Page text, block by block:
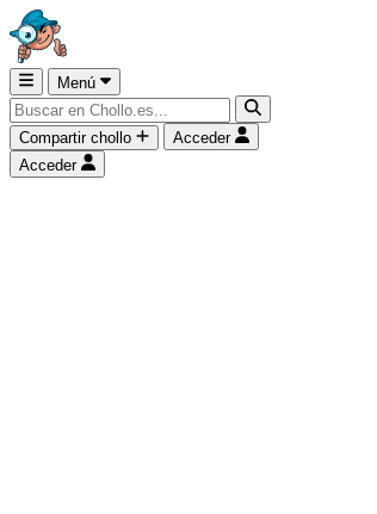
Menú
Compartir chollo
Acceder
Acceder